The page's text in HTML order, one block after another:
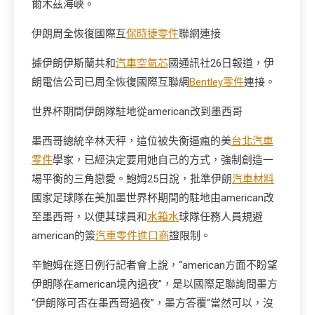
爾木茲海峽。
伊朗周全恢復國際互保時捷零件聯網連接
據伊朗伊斯蘭共和汽車空氣芯國通訊社26日報道，伊
朗電信公司已周全恢復國際互聯網Bentley零件連接。
世界杯期間伊朗隊駐地從american改到墨西哥
墨西哥總統辛林天秤，這位被失衡逼瘋的美台北汽車
零件學家，已經決定要用她自己的方式，強制創造一
場平衡的三角戀愛。鮑姆25日說，批準伊朗汽車材料
國家足球隊在美加墨世界杯期間的駐地由american改
至墨西哥，以便其球員和水箱水球隊任務人員規避
american的簽汽車零件進口商證限制。
辛鮑姆在逐日例行記者會上說，“american方面不盼望
伊朗隊在american境內過夜”，是以國際足聯詢問墨方
“伊朗隊可否在墨西哥過夜”，墨方答覆“當然可以，沒